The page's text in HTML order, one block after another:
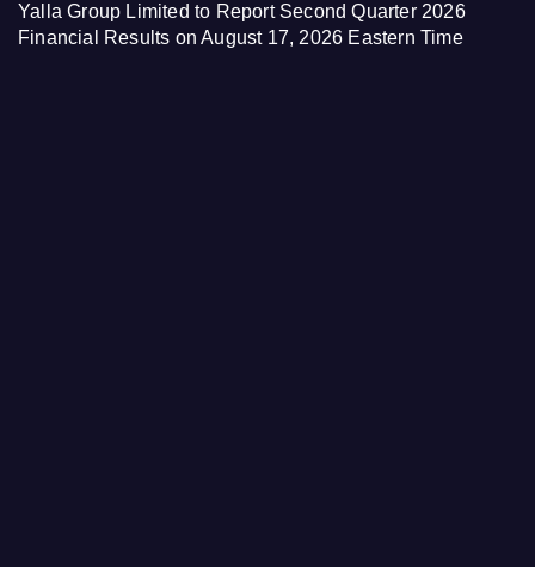
Yalla Group Limited to Report Second Quarter 2026
Financial Results on August 17, 2026 Eastern Time